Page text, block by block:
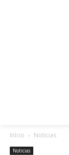
Início Noticias
Noticias